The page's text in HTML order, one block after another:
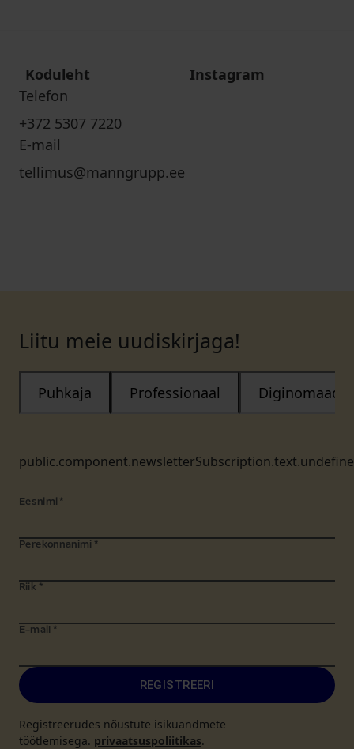
Koduleht
Instagram
Telefon
+372 5307 7220
E-mail
tellimus@manngrupp.ee
Liitu meie uudiskirjaga!
Puhkaja Professionaal Diginomaad
Eesnimi *
Perekonnanimi *
Riik *
E-mail *
REGISTREERI
Registreerudes nõustute isikuandmete
töötlemisega. privaatsuspoliitikas.